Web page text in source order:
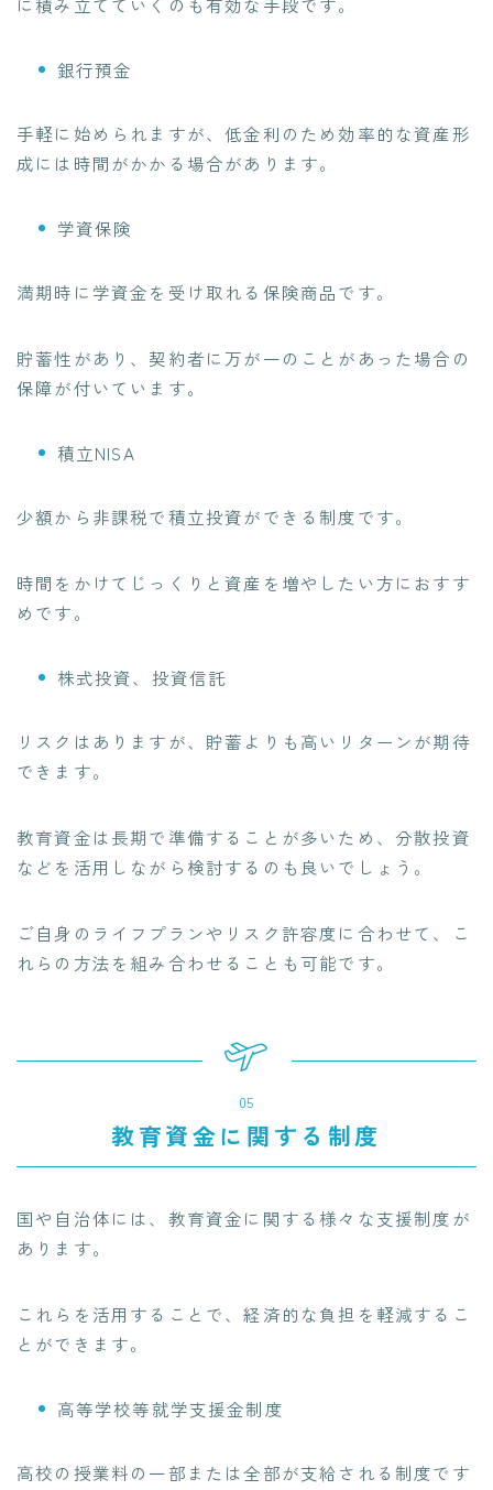
銀行預金
手軽に始められますが、低金利のため効率的な資産形
成には時間がかかる場合があります。
学資保険
満期時に学資金を受け取れる保険商品です。
貯蓄性があり、契約者に万が一のことがあった場合の
保障が付いています。
積立NISA
少額から非課税で積立投資ができる制度です。
時間をかけてじっくりと資産を増やしたい方におすす
めです。
株式投資、投資信託
リスクはありますが、貯蓄よりも高いリターンが期待
できます。
教育資金は長期で準備することが多いため、分散投資
などを活用しながら検討するのも良いでしょう。
ご自身のライフプランやリスク許容度に合わせて、こ
れらの方法を組み合わせることも可能です。
05
教育資金に関する制度
国や自治体には、教育資金に関する様々な支援制度が
あります。
これらを活用することで、経済的な負担を軽減するこ
とができます。
高等学校等就学支援金制度
高校の授業料の一部または全部が支給される制度です